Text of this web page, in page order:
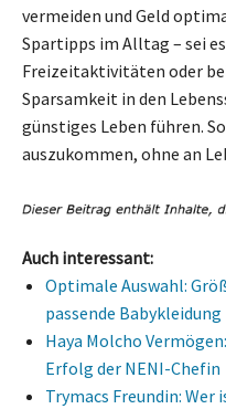
vermeiden und Geld
Spartipps im Alltag – sei
Freizeitaktivitäten oder
Sparsamkeit in den
günstiges Leben führen.
auszukommen, ohne an
Auch interessant:
Optimale Auswahl:
passende Babykleidung
Haya Molcho
Erfolg der NENI-Chefin
Trymacs Freundin: Wer